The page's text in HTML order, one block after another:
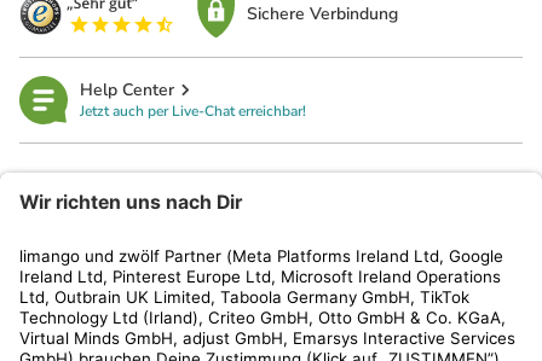
Sichere Verbindung
Help Center
Jetzt auch per Live-Chat erreichbar!
Kundenservice
Shop